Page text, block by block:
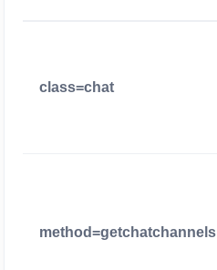
class=chat
method=getchatchannels